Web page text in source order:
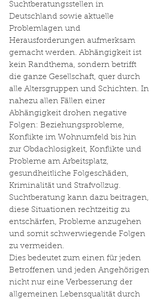
Suchtberatungsstellen in
Deutschland sowie aktuelle
Problemlagen und
Herausforderungen aufmerksam
gemacht werden. Abhängigkeit ist
kein Randthema, sondern betrifft
die ganze Gesellschaft, quer durch
alle Altersgruppen und Schichten. In
nahezu allen Fällen einer
Abhängigkeit drohen negative
Folgen: Beziehungsprobleme,
Konflikte im Wohnumfeld bis hin
zur Obdachlosigkeit, Konflikte und
Probleme am Arbeitsplatz,
gesundheitliche Folgeschäden,
Kriminalität und Strafvollzug.
Suchtberatung kann dazu beitragen,
diese Situationen rechtzeitig zu
entschärfen, Probleme anzugehen
und somit schwerwiegende Folgen
zu vermeiden.
Dies bedeutet zum einen für jeden
Betroffenen und jeden Angehörigen
nicht nur eine Verbesserung der
allgemeinen Lebensqualität durch